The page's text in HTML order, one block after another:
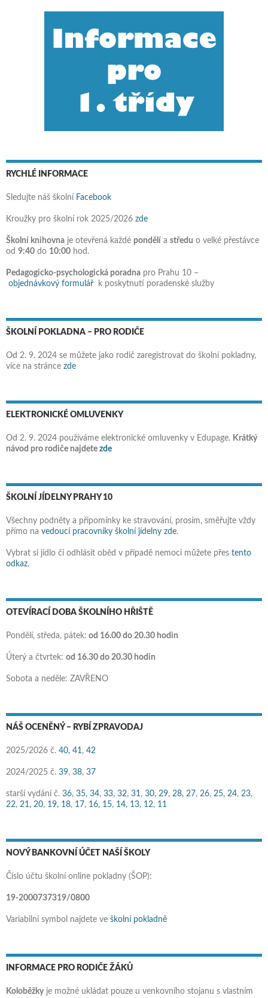
RYCHLÉ INFORMACE
Sledujte náš školní Facebook
Kroužky pro školní rok 2025/2026 zde
Školní knihovna je otevřená každé pondělí a středu o velké přestávce
od 9:40 do 10:00 hod.
Pedagogicko-psychologická poradna pro Prahu 10 –
objednávkový formulář k poskytnutí poradenské služby
ŠKOLNÍ POKLADNA – PRO RODIČE
Od 2. 9. 2024 se můžete jako rodič zaregistrovat do školní pokladny,
více na stránce zde
ELEKTRONICKÉ OMLUVENKY
Od 2. 9. 2024 používáme elektronické omluvenky v Edupage. Krátký
návod pro rodiče najdete zde
ŠKOLNÍ JÍDELNY PRAHY 10
Všechny podněty a připomínky ke stravování, prosím, směřujte vždy
přímo na vedoucí pracovníky školní jídelny zde.
Vybrat si jídlo či odhlásit oběd v případě nemoci můžete přes tento
odkaz.
OTEVÍRACÍ DOBA ŠKOLNÍHO HŘIŠTĚ
Pondělí, středa, pátek: od 16.00 do 20.30 hodin
Úterý a čtvrtek: od 16.30 do 20.30 hodin
Sobota a neděle: ZAVŘENO
NÁŠ OCENĚNÝ – RYBÍ ZPRAVODAJ
2025/2026 č. 40, 41, 42
2024/2025 č. 39, 38, 37
starší vydání č. 36, 35, 34, 33, 32, 31, 30, 29, 28, 27, 26, 25, 24, 23,
22, 21, 20, 19, 18, 17, 16, 15, 14, 13, 12, 11
NOVÝ BANKOVNÍ ÚČET NAŠÍ ŠKOLY
Číslo účtu školní online pokladny (ŠOP):
19-2000737319/0800
Variabilní symbol najdete ve školní pokladně
INFORMACE PRO RODIČE ŽÁKŮ
Koloběžkyje možné ukládat pouze u venkovního stojanu s vlastním